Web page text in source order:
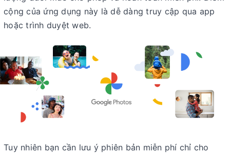
cộng của ứng dụng này là dễ dàng truy cập qua app
hoặc trình duyệt web.
Tuy nhiên bạn cần lưu ý phiên bản miễn phí chỉ cho